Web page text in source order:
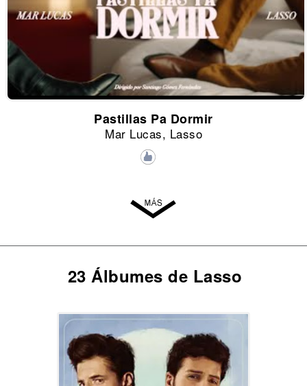
Pastillas Pa Dormir
Mar Lucas, Lasso
23 Álbumes de Lasso